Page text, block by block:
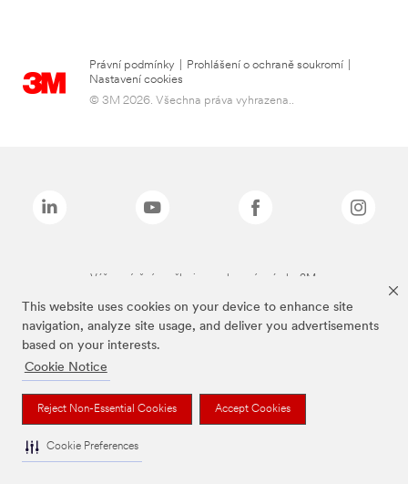
This website uses cookies on your device to enhance site
navigation, analyze site usage, and deliver you advertisements
based on your interests.
Cookie Notice
Reject Non-Essential Cookies Accept Cookies
Cookie Preferences
Právní podmínky Prohlášení o ochraně soukromí
Nastavení cookies
© 3M 2026. Všechna práva vyhrazena..
Výše zmíněné značky jsou ochranné známky 3M.